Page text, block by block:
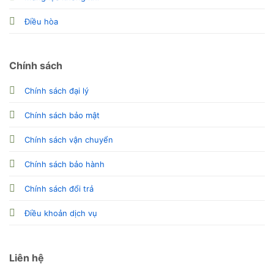
Điều hòa
Chính sách
Chính sách đại lý
Chính sách bảo mật
Chính sách vận chuyển
Chính sách bảo hành
Chính sách đổi trả
Điều khoản dịch vụ
Liên hệ